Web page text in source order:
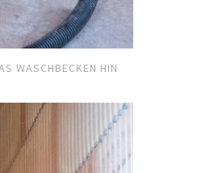
WASCHBECKEN HIN